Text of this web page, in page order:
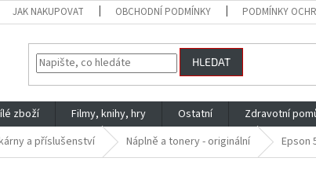
JAK NAKUPOVAT OBCHODNÍ PODMÍNKY PODMÍNKY
HLEDAT
zboží Filmy, knihy, hry Ostatní Zdravotní
a příslušenství Náplně a tonery - originální Epson